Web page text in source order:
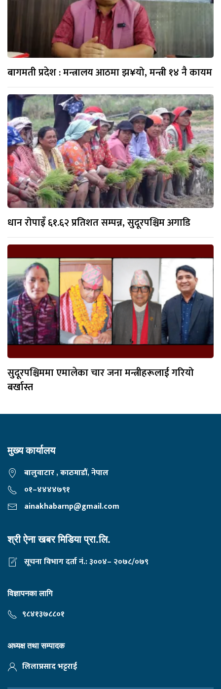
बागमती प्रदेश : मन्त्रालय आठमा झ¥यो, मन्त्री १४ नै कायम
धान रोपाइँ ६१.६२ प्रतिशत सम्पन्न, सुदूरपश्चिम अगाडि
सुदूरपश्चिममा एमालेका चार जना मन्त्रीहरूलाई गरियो
बर्खास्त
मुख्य कार्यालय
बालुवाटार , काठमाडौं, नेपाल
०१–४४४४७९१
ainakhabarnp@gmail.com
श्री ऐना खबर मिडिया प्रा.लि.
सूचना विभाग दर्ता नं.: ३००४– २०७८/०७९
विज्ञापनका लागि
९८४१३७८८०१
अध्यक्ष तथा सम्पादक
लिलाप्रसाद भट्टराई